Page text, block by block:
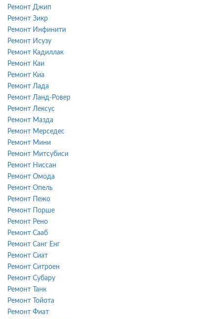
Ремонт Джип
Ремонт Зикр
Ремонт Инфинити
Ремонт Исузу
Ремонт Кадиллак
Ремонт Каи
Ремонт Киа
Ремонт Лада
Ремонт Ланд-Ровер
Ремонт Лексус
Ремонт Мазда
Ремонт Мерседес
Ремонт Мини
Ремонт Митсубиси
Ремонт Ниссан
Ремонт Омода
Ремонт Опель
Ремонт Пежо
Ремонт Порше
Ремонт Рено
Ремонт Сааб
Ремонт Санг Енг
Ремонт Сиат
Ремонт Ситроен
Ремонт Субару
Ремонт Танк
Ремонт Тойота
Ремонт Фиат